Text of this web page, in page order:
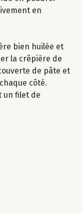
en
bien huilée et
la crêpière de
de pâte et
côté.
un filet de